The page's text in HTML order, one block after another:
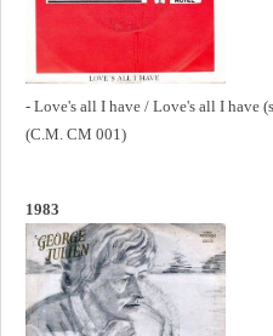
- Love's all I have / Love's all I have
(C.M. CM 001)
1983